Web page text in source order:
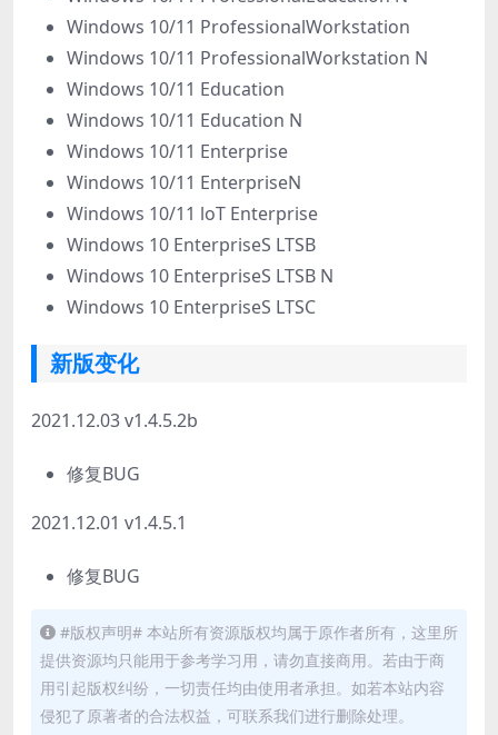
Windows 10/11 ProfessionalWorkstation
Windows 10/11 ProfessionalWorkstation N
Windows 10/11 Education
Windows 10/11 Education N
Windows 10/11 Enterprise
Windows 10/11 EnterpriseN
Windows 10/11 loT Enterprise
Windows 10 EnterpriseS LTSB
Windows 10 EnterpriseS LTSB N
Windows 10 EnterpriseS LTSC
新版变化
2021.12.03 v1.4.5.2b
修复BUG
2021.12.01 v1.4.5.1
修复BUG
#版权声明# 本站所有资源版权均属于原作者所有，这里所
提供资源均只能用于参考学习用，请勿直接商用。若由于商
用引起版权纠纷，一切责任均由使用者承担。如若本站内容
侵犯了原著者的合法权益，可联系我们进行删除处理。